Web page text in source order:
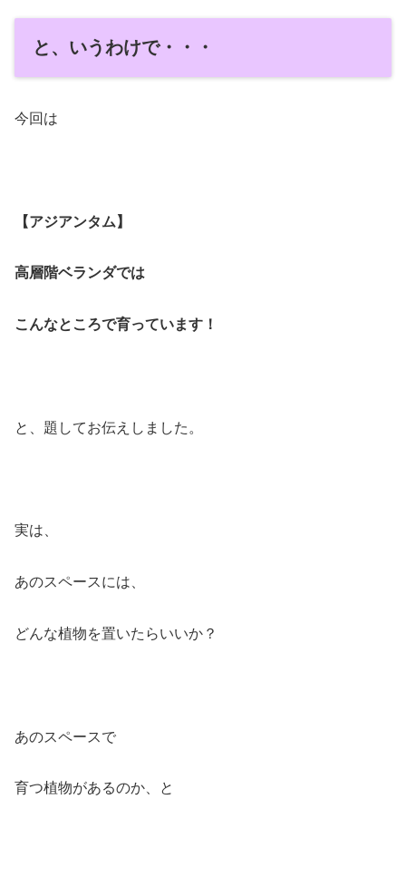
と、いうわけで・・・
今回は
【アジアンタム】
高層階ベランダでは
こんなところで育っています！
と、題してお伝えしました。
実は、
あのスペースには、
どんな植物を置いたらいいか？
あのスペースで
育つ植物があるのか、と